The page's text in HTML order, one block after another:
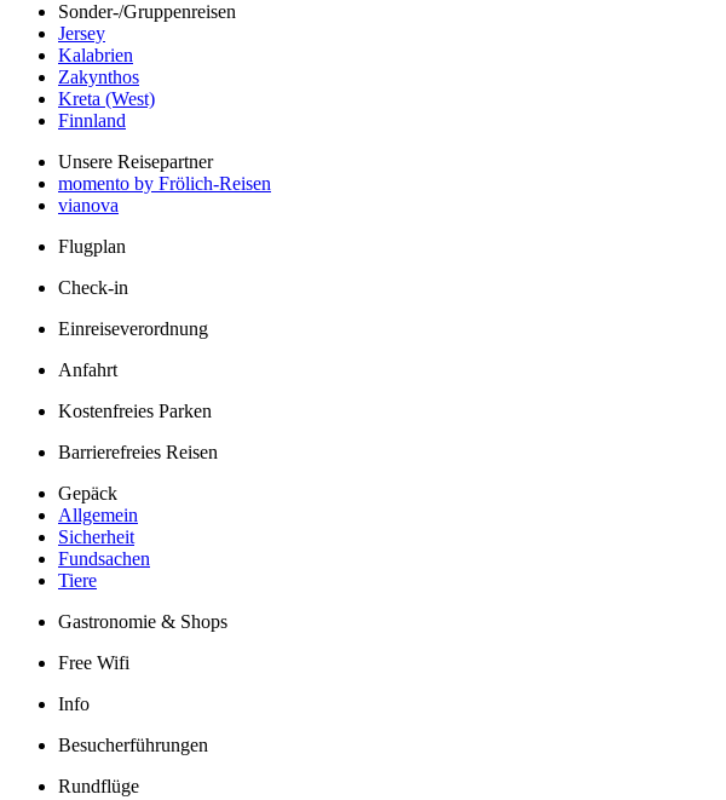
Sonder-/Gruppenreisen
Jersey
Kalabrien
Zakynthos
Kreta (West)
Finnland
Unsere Reisepartner
momento by Frölich-Reisen
vianova
Flugplan
Check-in
Einreiseverordnung
Anfahrt
Kostenfreies Parken
Barrierefreies Reisen
Gepäck
Allgemein
Sicherheit
Fundsachen
Tiere
Gastronomie & Shops
Free Wifi
Info
Besucherführungen
Rundflüge